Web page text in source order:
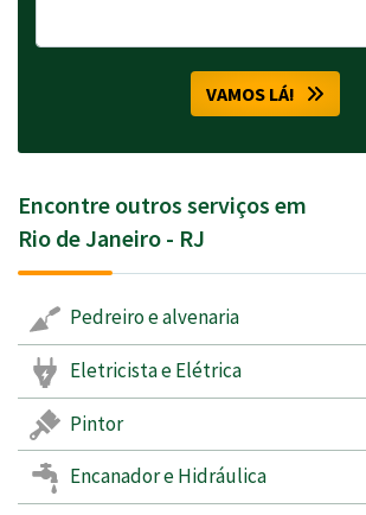
VAMOS LÁ!
Encontre outros serviços em
Rio de Janeiro - RJ
Pedreiro e alvenaria
Eletricista e Elétrica
Pintor
Encanador e Hidráulica